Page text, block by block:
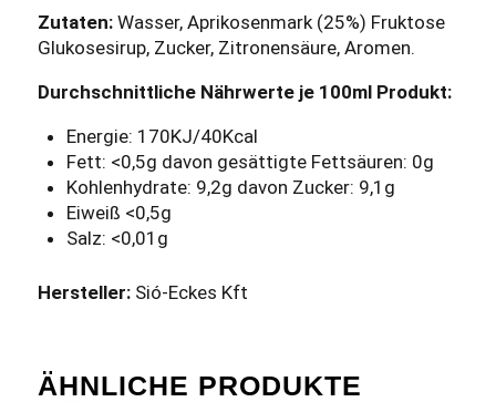
Zutaten: Wasser, Aprikosenmark (25%) Fruktose
Glukosesirup, Zucker, Zitronensäure, Aromen.
Durchschnittliche Nährwerte je 100ml Produkt:
Energie: 170KJ/40Kcal
Fett: <0,5g davon gesättigte Fettsäuren: 0g
Kohlenhydrate: 9,2g davon Zucker: 9,1g
Eiweiß <0,5g
Salz: <0,01g
Hersteller: Sió-Eckes Kft
ÄHNLICHE PRODUKTE